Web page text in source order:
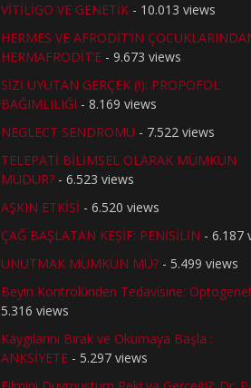
VİTİLİGO VE GENETİK - 10.013 views
HERMES VE AFRODİT’İN
HERMAFRODİT’E - 9.673 views
SİZİ UYUTAN GERÇEK (!): PROPOFOL
BAĞIMLILIĞI - 8.169 views
NEGLECT SENDROMU - 7.522 views
TELEPATİ BİLİMSEL OLARAK MÜMKÜN
MÜDÜR? - 6.523 views
AŞKIN ETKİSİ - 6.520 views
ÇAĞ BAŞLATAN KEŞİF: PENİSİLİN - 6.187
UNUTMAK MÜMKÜN MÜ? - 5.499 views
Beyin Kontrolünden Tedavisine:
5.316 views
Kaygılarını Bırak ve Okumaya Başla :
ANKSİYETE - 5.297 views